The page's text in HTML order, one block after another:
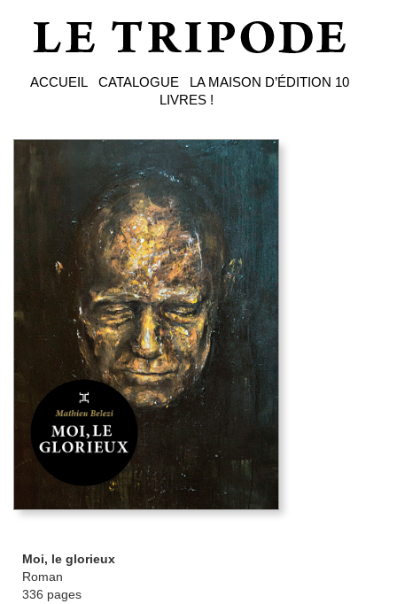
ACCUEIL CATALOGUE LA MAISON D’ÉDITION 10
LIVRES !
Moi, le glorieux
Roman
336 pages